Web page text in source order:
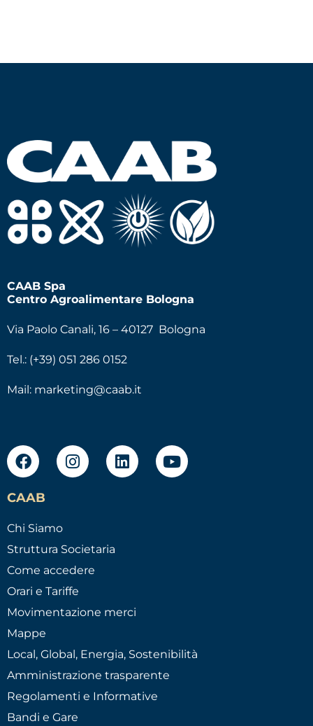
CAAB Spa
Centro Agroalimentare Bologna
Via Paolo Canali, 16 – 40127 Bologna
Tel.: (+39) 051 286 0152
Mail: marketing@caab.it
CAAB
Chi Siamo
Struttura Societaria
Come accedere
Orari e Tariffe
Movimentazione merci
Mappe
Local, Global, Energia, Sostenibilità
Amministrazione trasparente
Regolamenti e Informative
Bandi e Gare